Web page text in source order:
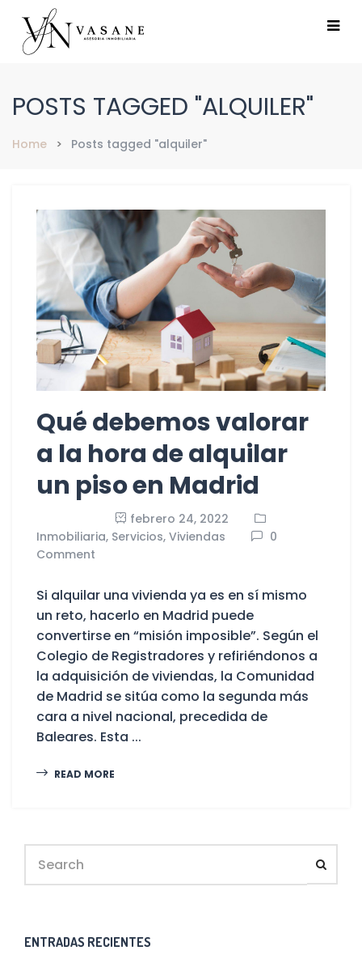
POSTS TAGGED "ALQUILER"
Home Posts tagged "alquiler"
Qué debemos valorar
a la hora de alquilar
un piso en Madrid
febrero 24, 2022
Inmobiliaria, Servicios, Viviendas
0
Comment
Si alquilar una vivienda ya es en sí mismo
un reto, hacerlo en Madrid puede
convertirse en “misión imposible”. Según el
Colegio de Registradores y refiriéndonos a
la adquisición de viviendas, la Comunidad
de Madrid se sitúa como la segunda más
cara a nivel nacional, precedida de
Baleares. Esta ...
READ MORE
ENTRADAS RECIENTES